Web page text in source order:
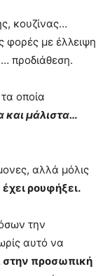
κουζίνας…
φορές με έλλειψη
προδιάθεση.
οποία
και μάλιστα…
αλλά μόλις
ρουφήξει.
την
αυτό να
στην προσωπική